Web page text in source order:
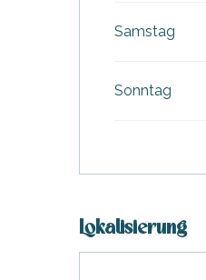
Samstag
Sonntag
Lokalisierung